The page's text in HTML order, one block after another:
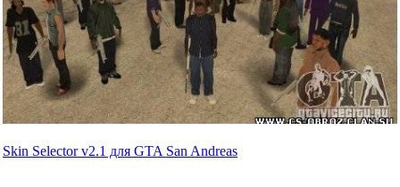
Skin Selector v2.1 для GTA San Andreas